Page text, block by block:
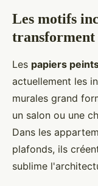
Les motifs
transforment
Les papiers
actuellement les
murales grand
un salon ou une
Dans les
plafonds, ils
sublime